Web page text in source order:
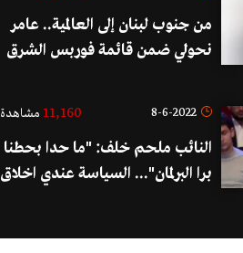
من جنوب لبنان إلى العالمية.. عامر
نحولي ضمن قائمة فوربس الشرق
8-6-2022
11,160 مشاهدة
النائب ملحم خلف: "ما حدا بحطنا
برا البرلمان"... السياسة عندي اخلاق